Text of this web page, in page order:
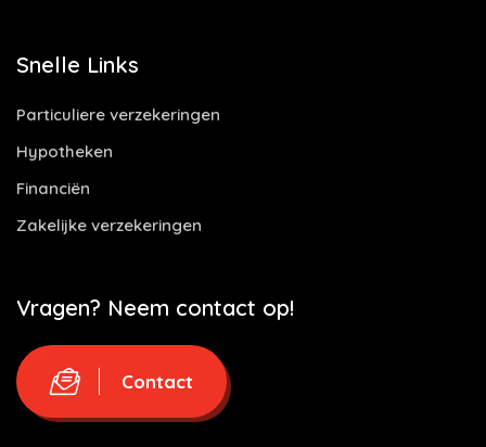
Snelle Links
Particuliere verzekeringen
Hypotheken
Financiën
Zakelijke verzekeringen
Vragen? Neem contact op!
Contact